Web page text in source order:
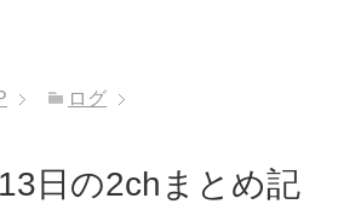
ログ
日の2chまとめ記